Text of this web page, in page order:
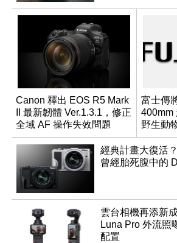
Canon 釋出 EOS R5 Mark
II 最新韌體 Ver.1.3.1，修正
全域 AF 操作失效問題
富士傳
400mm
野生動
滿
經典計畫大復活
曾經胎死腹中的
雲台相機再添新
Luna Pro 外流照
配置